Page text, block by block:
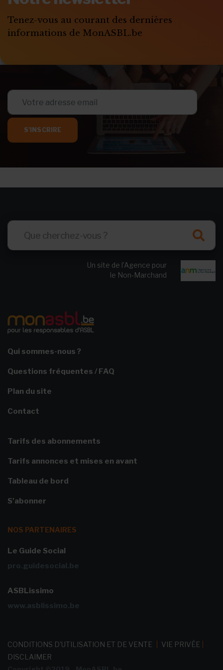
Tenez-vous au courant des dernières
informations de MonASBL.be
S'INSCRIRE
Un site de l’Agence pour
le Non-Marchand
Qui sommes-nous ?
Questions fréquentes / FAQ
Plan du site
Contact
Tarifs des abonnements
Tarifs annonces et mises en avant
Tableau de bord
S'abonner
NOS PARTENAIRES
Le Guide Social
pro.guidesocial.be
ASBLissimo
www.asblissimo.be
CONDITIONS D'UTILISATION ET DE VENTE VIE PRIVÉE
DISCLAIMER